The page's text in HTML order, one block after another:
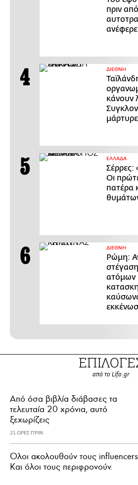
πριν
ανέφερε
ΔΙΕΘΝΗ
κάνουν
ΕΛΛΑΔΑ
Σέρρες:
Οι
πατέρα
ΔΙΕΘΝΗ
Ρώμη:
ατόμων
από το Lifo.gr
Από όσα βιβλία διάβασες τα
τελευταία 20 χρόνια, αυτό
ξεχωρίζεις
21 ΩΡΕΣ ΠΡΙΝ
Όλοι ακολουθούν τους
Και όλοι τους περιφρονούν.